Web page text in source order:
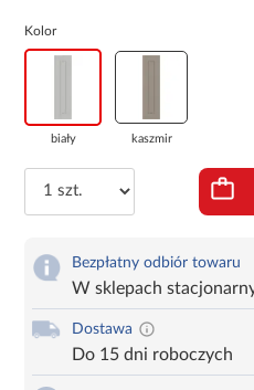
Kolor
biały kaszmir
Bezpłatny odbiór towaru
W sklepach
Dostawa
Do 15 dni roboczych